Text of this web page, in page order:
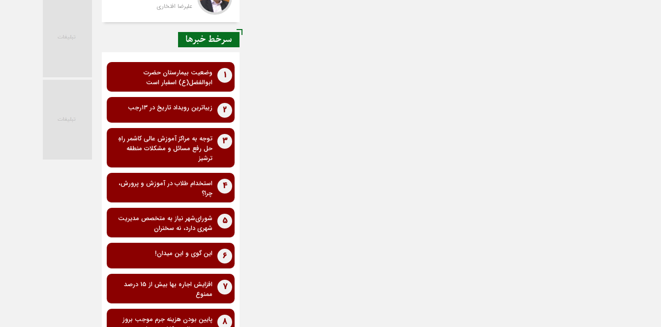
علیرضا افتخاری
سرخط خبرها
1
وضعیت بیمارستان حضرت
ابوالفضل(ع) اسفبار است
2 زیباترین رویداد تاریخ در ۱۳رجب
3
توجه به مراکز آموزش عالی کاشمر راهِ
حل رفع مسائل و مشکلات منطقه
ترشیز
4
استخدام طلاب در آموزش و پرورش،
چرا؟
5
شورای‌شهر نیاز به متخصص مدیریت
شهری دارد، نه سخنران
6 این گوی و این میدان!
7
افزایش اجاره بها بیش از 15 درصد
ممنوع
8
پایین بودن هزینه جرم موجب بروز